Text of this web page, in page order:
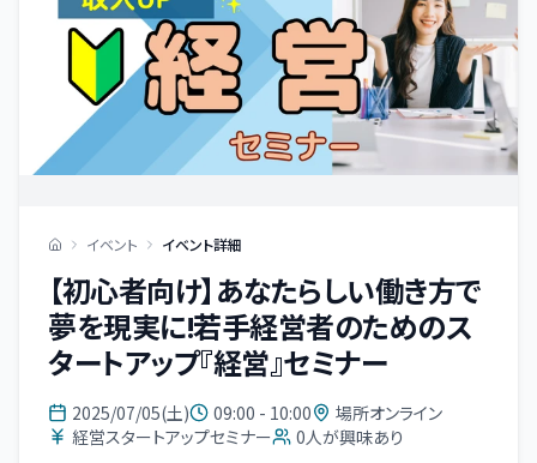
イベント イベント詳細
【初心者向け】あなたらしい働き方で
夢を現実に!若手経営者のためのス
タートアップ『経営』セミナー
2025/07/05(土) 09:00 - 10:00
場所オンライン
経営スタートアップセミナー
0人が興味あり